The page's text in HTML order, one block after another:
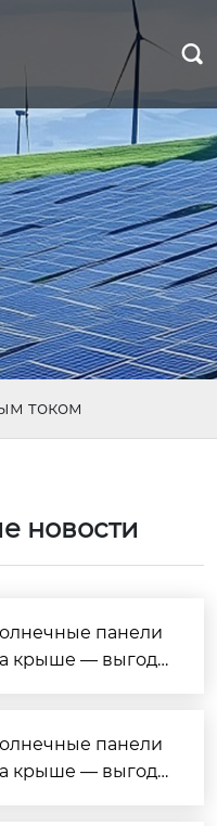

током
новости
панели
крыше — выгода
панели
крыше — выгода